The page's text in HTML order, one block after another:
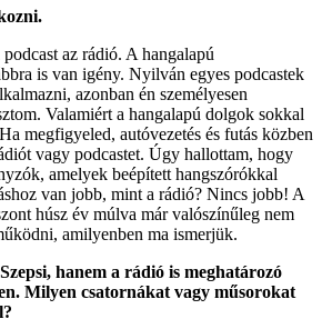
az rádió. A hangalapú
is van igény. Nyilván egyes podcastek
azonban én személyesen
Valamiért a hangalapú dolgok sokkal
megfigyeled, autóvezetés és futás közben
vagy podcastet. Úgy hallottam, hogy
amelyek beépített hangszórókkal
van jobb, mint a rádió? Nincs jobb! A
húsz év múlva már valószínűleg nem
amilyenben ma ismerjük.
hanem a rádió is meghatározó
Milyen csatornákat vagy műsorokat